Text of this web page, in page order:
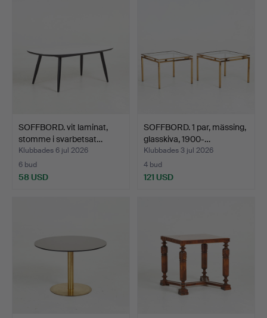
SOFFBORD. vit laminat,
stomme i svarbetsat…
Klubbades 6 jul 2026
6 bud
58 USD
SOFFBORD. 1 par, mässing,
glasskiva, 1900-…
Klubbades 3 jul 2026
4 bud
121 USD